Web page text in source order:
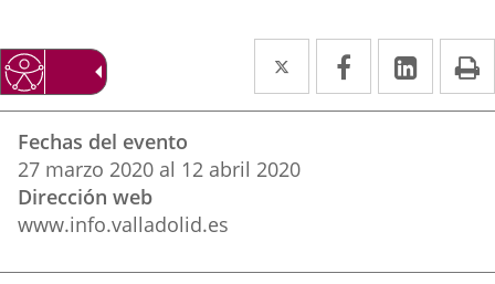
Twitter
Enlace
a
aplicación
Facebook
Enlace
a
Enlace
a
del
evento
Fechas del evento
27 marzo 2020 al 12 abril 2020
Dirección web
www.info.valladolid.es